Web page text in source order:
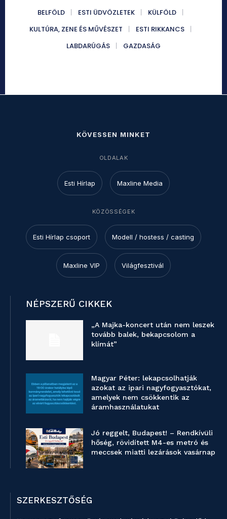
BELFÖLD ESTI ÜDVÖZLETEK
KÜLFÖLD
KULTÚRA, ZENE ÉS MŰVÉSZET
ESTI RIKKANCS
LABDARÚGÁS
GAZDASÁG
KÖVESSEN MINKET
OLDALAK
Esti Hírlap Maxline Media
KÖZÖSSÉGEK
Esti Hírlap csoport Modell / hostess / casting
Maxline VIP Világfesztivál
NÉPSZERŰ CIKKEK
„A Majka-koncert után nem leszek
tovább balek, bekapcsolom a
klímát”
Magyar Péter: lekapcsolhatják
azokat az ipari nagyfogyasztókat,
amelyek nem csökkentik az
áramhasználatukat
Jó reggelt, Budapest! – Rendkívüli
hőség, rövidített M4-es metró és
meccsek miatti lezárások vasárnap
SZERKESZTŐSÉG